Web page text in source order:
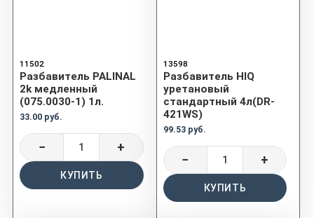
11502
Разбавитель PALINAL
2k медленный
(075.0030-1) 1л.
33.00 руб.
− +
КУПИТЬ
13598
Разбавитель HIQ
уретановый
стандартный 4л(DR-
421WS)
99.53 руб.
− +
КУПИТЬ